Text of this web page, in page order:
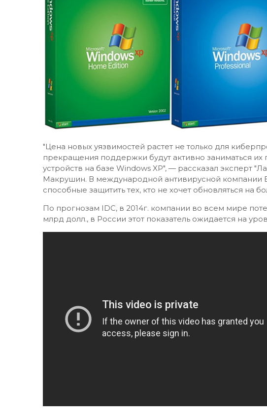
"Цена новых уязвимостей растет не только для
прекращения поддержки будут активно заниматься их
устройств на базе Windows XP", — рассказал эксперт
Макрушин. В международной антивирусной компании
способные защитить тех, кто не хочет обновляться на
По прогнозам IDC, в 2014г. компании во всем мире
млрд долл., в России этот показатель ожидается на